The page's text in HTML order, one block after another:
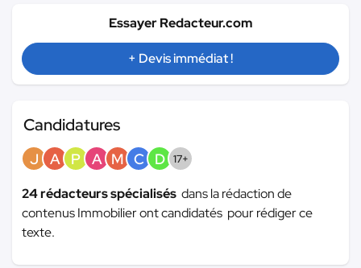
Essayer Redacteur.com
+ Devis immédiat !
Candidatures
J A P A M C D 17+
24 rédacteurs spécialisés dans la rédaction de
contenus Immobilier ont candidatés pour rédiger ce
texte.